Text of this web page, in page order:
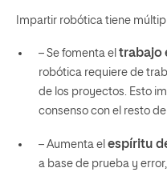
Impartir robótica tiene
– Se fomenta el trabajo
robótica requiere de
de los proyectos. Esto
consenso con el resto
– Aumenta el espíritu
a base de prueba y